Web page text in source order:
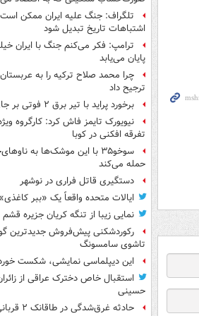
تلگراف: جنگ علیه ایران ممکن است
اشتباهات تاریخ تبدیل شود
ترامپ: فکر می‌کنم جنگ با ایران
پایان می‌یابد
چرا محمد صلاح ترکیه را به عربستان
ترجیح داد
برخورد پراید با تیر برق ۲ فوتی بر جای گذاشت
نیویورک تایمز فاش کرد: کارگروه
تفرقه افکنی در کوبا
سوخو۳۵ با این موشک‌ها به
حمله می‌کند
دستگیری قاتل فراری در نوشهر
ایالات متحده واقعاً یک «ببر
نمایی زیبا از تنگه کریان جزیره قشم
رکوردشکنی پیش‌فروش جدیدترین
تاشوی سامسونگ
این دیپلماسی نمایشی، شکست
استقبال خاص دخترک عراقی از
حسینی
حادثه غرق‌شدگی در طاقانک ۲ قربانی گرفت